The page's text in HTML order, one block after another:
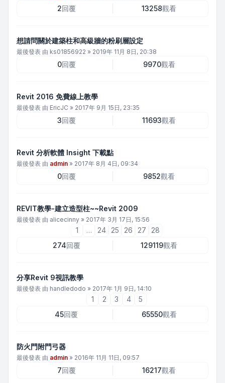
2回覆 13258觀看
想請問關於建築柱和高級牆的粉刷層設定
最後發表 由 ks01856922 » 2019年 11月 8日, 20:38
0回覆 9970觀看
Revit 2016 免費線上教學
最後發表 由 EricJC » 2017年 9月 15日, 23:35
3回覆 11693觀看
Revit 分析軟體 Insight 下載點
最後發表 由 admin » 2017年 8月 4日, 09:34
0回覆 9852觀看
REVIT教學-建立造型柱~~Revit 2009
最後發表 由 alicecinny » 2017年 3月 17日, 15:56
1 … 24 25 26 27
28
274回覆 129119觀看
分享Revit 9視訊教學
最後發表 由 handledodo » 2017年 1月 9日, 14:10
1 2 3 4
5
45回覆 65550觀看
防火門附門弓器
最後發表 由 admin » 2016年 11月 11日, 09:57
7回覆 16217觀看